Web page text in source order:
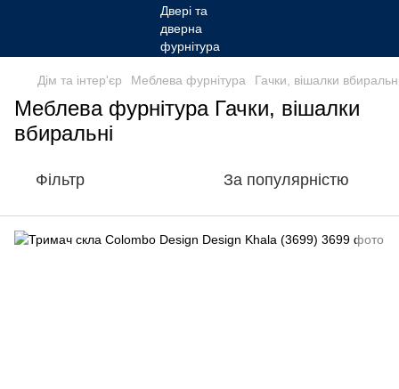
Дім та інтер'єр Меблева фурнітура Гачки, вішалки
Меблева фурнітура Гачки, вішалки
вбиральні
Фільтр За популярністю